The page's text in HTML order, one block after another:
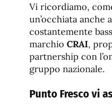
Vi ricordiamo,
un’occhiata anche
costantemente
marchio CRAI,
partnership con
gruppo nazionale.
Punto Fresco vi